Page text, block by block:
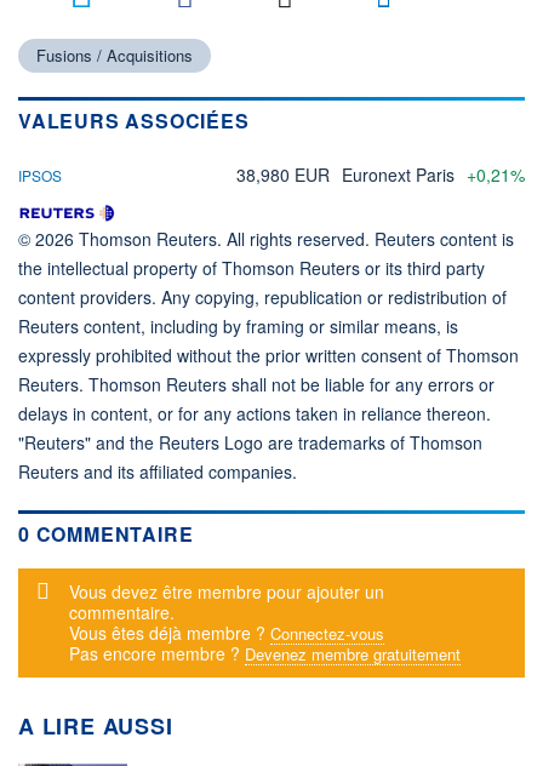
Fusions / Acquisitions
VALEURS ASSOCIÉES
IPSOS 38,980 EUR Euronext Paris +0,21%
© 2026 Thomson Reuters. All rights reserved. Reuters content is
the intellectual property of Thomson Reuters or its third party
content providers. Any copying, republication or redistribution of
Reuters content, including by framing or similar means, is
expressly prohibited without the prior written consent of Thomson
Reuters. Thomson Reuters shall not be liable for any errors or
delays in content, or for any actions taken in reliance thereon.
"Reuters" and the Reuters Logo are trademarks of Thomson
Reuters and its affiliated companies.
0 COMMENTAIRE
Message d'alerte
Vous devez être membre pour ajouter un
commentaire.
Vous êtes déjà membre ? Connectez-vous
Pas encore membre ? Devenez membre gratuitement
A LIRE AUSSI